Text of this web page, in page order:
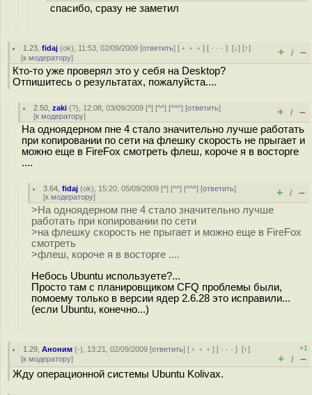
спасибо, сразу не заметил
1.23 ,fidaj (ok), 11:53, 02/09/2009 [ответить] [ ﹢﹢﹢] [ · · ·][↓] [↑]
[к модератору] + / –
Кто-то уже проверял это у себя на Desktop?
Отпишитесь о результатах, пожалуйста....
2.50 ,zaki (?), 12:08, 03/09/2009 [^] [^^] [^^^] [ответить]
[к модератору] + / –
На одноядерном пне 4 стало значительно лучше работать
при копировании по сети на флешку скорость не прыгает и
можно еще в FireFox смотреть флеш, короче я в восторге
....
3.64 ,fidaj (ok), 15:20, 05/09/2009 [^] [^^] [^^^] [ответить]
[к модератору] + / –
>На одноядерном пне 4 стало значительно лучше
работать при копировании по сети
>на флешку скорость не прыгает и можно еще в FireFox
смотреть
>флеш, короче я в восторге ....
Небось Ubuntu используете?...
Просто там с планировщиком CFQ проблемы были,
помоему только в версии ядер 2.6.28 это исправили...
(если Ubuntu, конечно...)
1.29 ,Аноним (-), 13:21, 02/09/2009 [ответить] [ ﹢﹢﹢] [ · · ·][↑]
[к модератору]
+1
+ / –
Жду операционной системы Ubuntu Kolivax.